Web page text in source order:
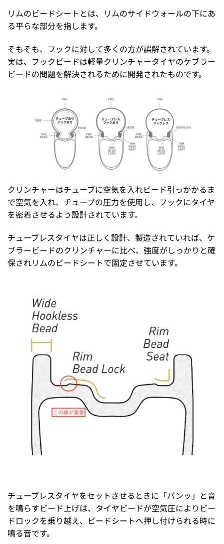
リムのビードシートとは、リムのサイドウォールの下にあ
る平らな部分を指します。
そもそも、フックに対して多くの方が誤解されています。
実は、フックビードは軽量クリンチャータイヤのケブラー
ビードの問題を解決されるために開発されたものです。
クリンチャーはチューブに空気を入れビード引っかかるま
で空気を入れ、チューブの圧力を使用し、フックにタイヤ
を密着させるよう設計されています。
チューブレスタイヤは正しく設計、製造されていれば、ケ
ブラービードのクリンチャーに比べ、強度がしっかりと確
保されリムのビードシートで固定させています。
チューブレスタイヤをセットさせるときに「バンッ」と音
を鳴らすビード上げは、タイヤビードが空気圧によりビー
ドロックを乗り越え、ビードシートへ押し付けられる時に
鳴る音です。